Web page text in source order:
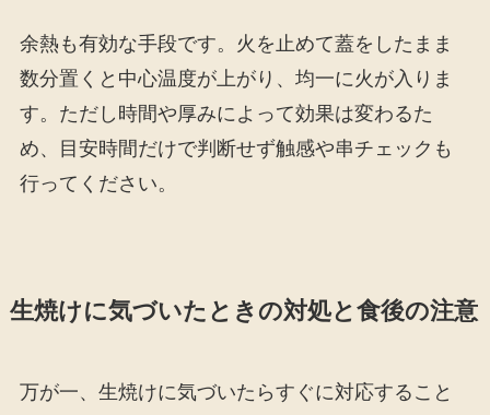
余熱も有効な手段です。火を止めて蓋をしたまま
数分置くと中心温度が上がり、均一に火が入りま
す。ただし時間や厚みによって効果は変わるた
め、目安時間だけで判断せず触感や串チェックも
行ってください。
生焼けに気づいたときの対処と食後の注意
万が一、生焼けに気づいたらすぐに対応すること